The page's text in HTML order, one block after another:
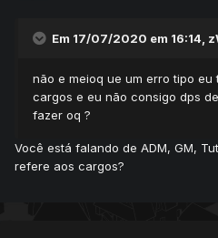
Em 17/07/2020 em 16:14,
não e meioq ue um erro tipo
cargos e eu não consigo dps
fazer oq ?
Você está falando de ADM, GM,
refere aos cargos?